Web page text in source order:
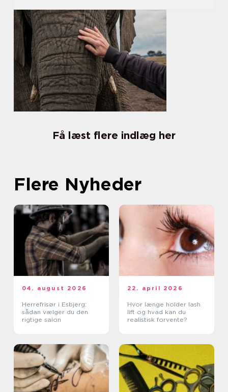
Få læst flere indlæg her
Flere Nyheder
04. august 2026
Herrefrisør i Esbjerg:
sådan vælger du den
rigtige salon
22. april 2026
Hvor længe holder lash
lift og hvad kan du
realistisk forvente?